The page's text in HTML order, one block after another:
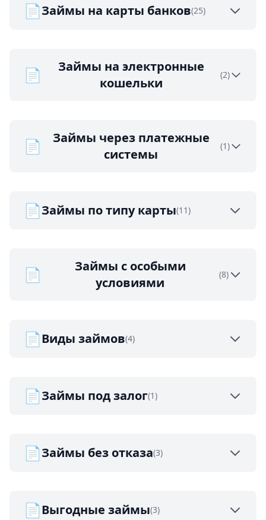
📄Займы на карты банков(25)
📄
Займы на электронные
кошельки
(2)
📄
Займы через платежные
системы
(1)
📄Займы по типу карты(11)
📄
Займы с особыми
условиями
(8)
📄Виды займов(4)
📄Займы под залог(1)
📄Займы без отказа(3)
📄Выгодные займы(3)